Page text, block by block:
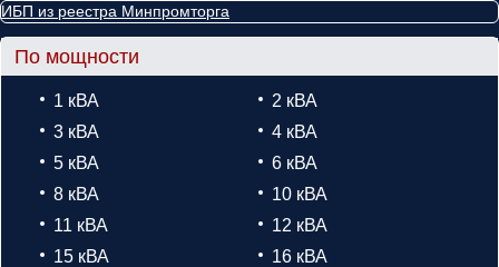
ИБП из реестра Минпромторга
По мощности
1 кВА
2 кВА
3 кВА
4 кВА
5 кВА
6 кВА
8 кВА
10 кВА
11 кВА
12 кВА
15 кВА
16 кВА